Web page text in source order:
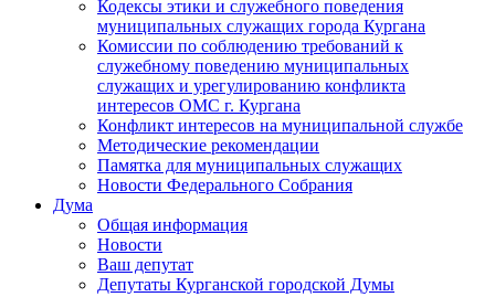
Кодексы этики и служебного поведения
муниципальных служащих города Кургана
Комиссии по соблюдению требований к
служебному поведению муниципальных
служащих и урегулированию конфликта
интересов ОМС г. Кургана
Конфликт интересов на муниципальной службе
Методические рекомендации
Памятка для муниципальных служащих
Новости Федерального Cобрания
Дума
Общая информация
Новости
Ваш депутат
Депутаты Курганской городской Думы